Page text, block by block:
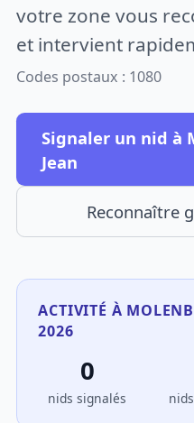
votre zone vous
et intervient
Codes postaux : 1080
Signaler un nid à
Jean
Reconnaître
ACTIVITÉ À
2026
0
nids signalés